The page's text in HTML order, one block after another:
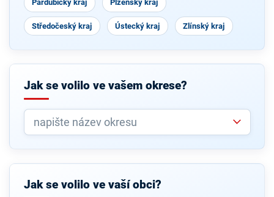
Pardubický kraj Plzeňský kraj
Středočeský kraj Ústecký kraj Zlínský kraj
Jak se volilo ve vašem okrese?
Jak se volilo ve vaší obci?